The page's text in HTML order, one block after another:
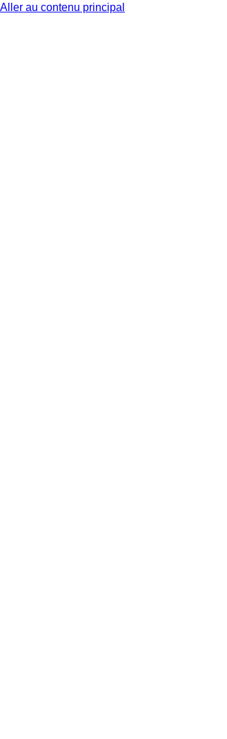
Aller au contenu principal